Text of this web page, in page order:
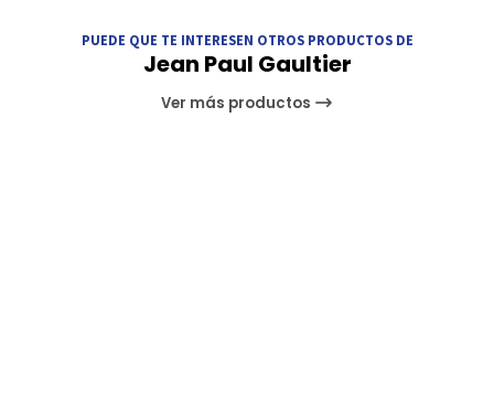
PUEDE QUE TE INTERESEN OTROS PRODUCTOS DE
Jean Paul Gaultier
Ver más productos